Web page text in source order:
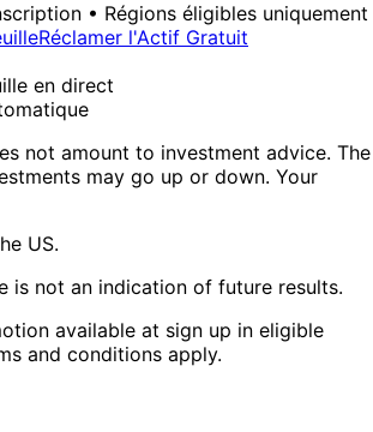
• Régions éligibles uniquement
Réclamer l'Actif Gratuit
en direct
not amount to investment advice. The
may go up or down. Your
US.
is not an indication of future results.
available at sign up in eligible
and conditions apply.